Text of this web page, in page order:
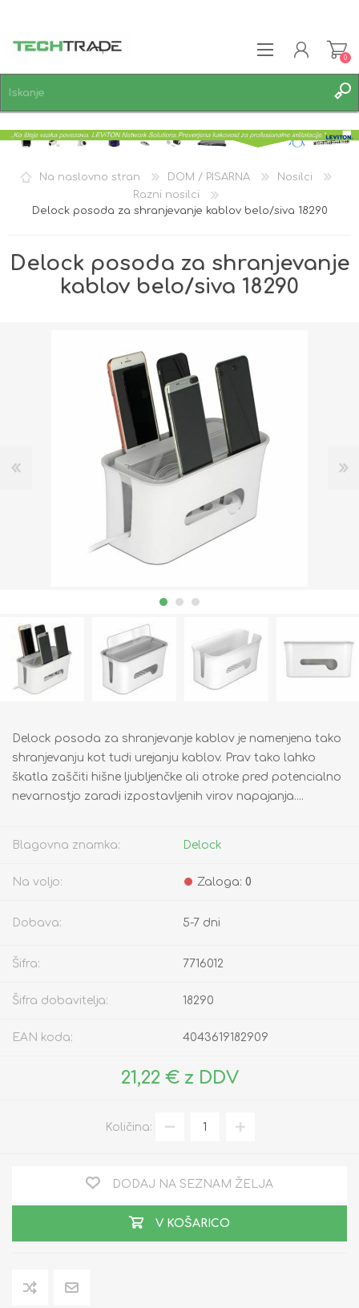
PRIJAVA
0
Na naslovno stran DOM / PISARNA
Nosilci
Razni nosilci
Delock posoda za shranjevanje kablov belo/siva 18290
Delock posoda za shranjevanje
kablov belo/siva 18290
Delock posoda za shranjevanje kablov je namenjena tako
shranjevanju kot tudi urejanju kablov. Prav tako lahko
škatla zaščiti hišne ljubljenčke ali otroke pred potencialno
nevarnostjo zaradi izpostavljenih virov napajanja....
Blagovna znamka: Delock
Na voljo: Zaloga: 0
Dobava: 5-7 dni
Šifra: 7716012
Šifra dobavitelja: 18290
EAN koda: 4043619182909
21,22 € z DDV
Količina:
DODAJ NA SEZNAM ŽELJA
V KOŠARICO